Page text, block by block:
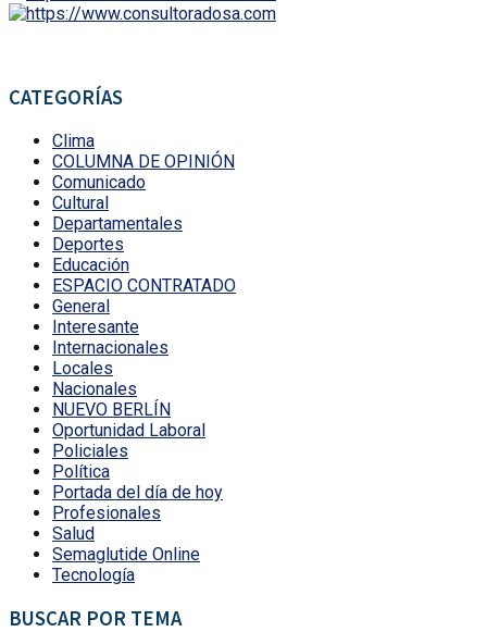
CATEGORÍAS
Clima
COLUMNA DE OPINIÓN
Comunicado
Cultural
Departamentales
Deportes
Educación
ESPACIO CONTRATADO
General
Interesante
Internacionales
Locales
Nacionales
NUEVO BERLÍN
Oportunidad Laboral
Policiales
Política
Portada del día de hoy
Profesionales
Salud
Semaglutide Online
Tecnología
BUSCAR POR TEMA